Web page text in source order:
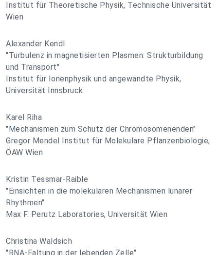
Institut für Theoretische Physik, Technische Universität
Wien
Alexander Kendl
"Turbulenz in magnetisierten Plasmen: Strukturbildung
und Transport"
Institut für Ionenphysik und angewandte Physik,
Universität Innsbruck
Karel Riha
"Mechanismen zum Schutz der Chromosomenenden"
Gregor Mendel Institut für Molekulare Pflanzenbiologie,
ÖAW Wien
Kristin Tessmar-Raible
"Einsichten in die molekularen Mechanismen lunarer
Rhythmen"
Max F. Perutz Laboratories, Universität Wien
Christina Waldsich
"RNA-Faltung in der lebenden Zelle"